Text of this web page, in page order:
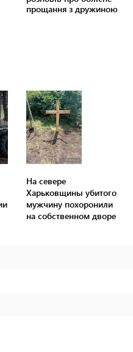
На севере
Харьковщины убитого
мужчину похоронили
на собственном дворе